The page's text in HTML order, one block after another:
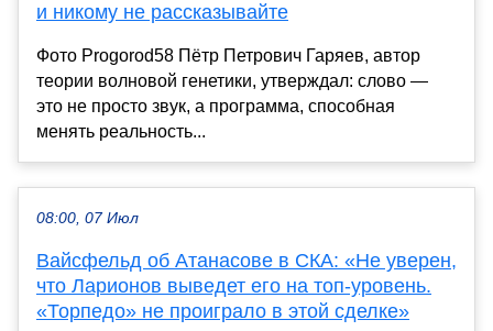
и никому не рассказывайте
Фото Progorod58 Пётр Петрович Гаряев, автор
теории волновой генетики, утверждал: слово —
это не просто звук, а программа, способная
менять реальность...
08:00, 07 Июл
Вайсфельд об Атанасове в СКА: «Не уверен,
что Ларионов выведет его на топ-уровень.
«Торпедо» не проиграло в этой сделке»